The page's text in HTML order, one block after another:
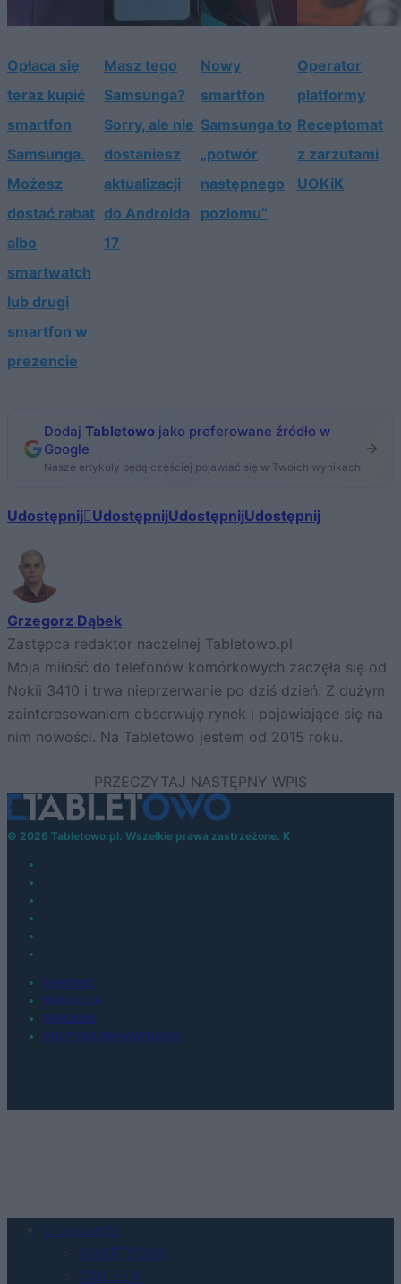
Opłaca się
teraz kupić
smartfon
Samsunga.
Możesz
dostać rabat
albo
smartwatch
lub drugi
smartfon w
prezencie
Masz tego
Samsunga?
Sorry, ale nie
dostaniesz
aktualizacji
do Androida
17
Nowy
smartfon
Samsunga to
„potwór
następnego
poziomu”
Operator
platformy
Receptomat
z zarzutami
UOKiK
Dodaj Tabletowo jako preferowane źródło w
Google
Nasze artykuły będą częściej pojawiać się w Twoich wynikach
Udostępnij UdostępnijUdostępnijUdostępnij
Grzegorz Dąbek
Zastępca redaktor naczelnej Tabletowo.pl
Moja miłość do telefonów komórkowych zaczęła się od
Nokii 3410 i trwa nieprzerwanie po dziś dzień. Z dużym
zainteresowaniem obserwuję rynek i pojawiające się na
nim nowości. Na Tabletowo jestem od 2015 roku.
© 2026 Tabletowo.pl. Wszelkie prawa zastrzeżone. K
KONTAKT
REDAKCJA
REKLAMA
POLITYKA PRYWATNOŚCI
Urządzenia
SMARTFONY
TABLETY